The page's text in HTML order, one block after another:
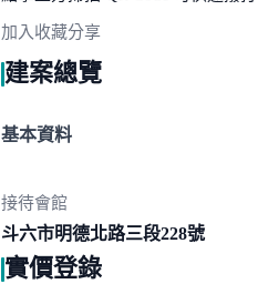
加入收藏分享
建案總覽
基本資料
接待會館
斗六市明德北路三段228號
實價登錄